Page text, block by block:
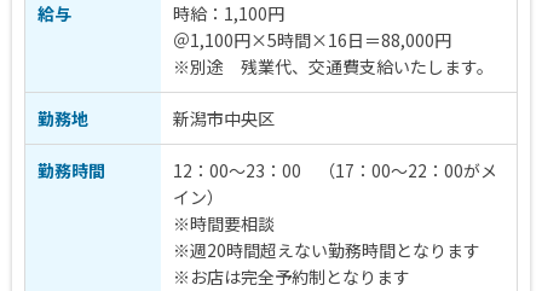
給与
時給：1,100円
＠1,100円×5時間×16日＝88,000円
※別途 残業代、交通費支給いたします。
勤務地 新潟市中央区
勤務時間
12：00～23：00 （17：00～22：00がメ
イン）
※時間要相談
※週20時間超えない勤務時間となります
※お店は完全予約制となります